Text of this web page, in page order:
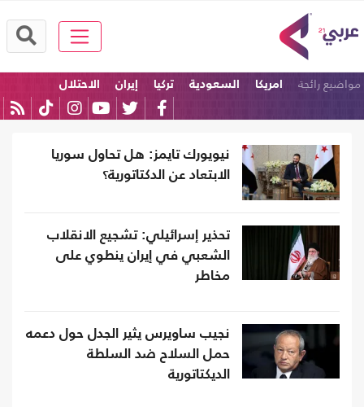
مواضيع رائجة امريكا السعودية تركيا إيران
الاحتلال
نيويورك تايمز: هل تحاول سوريا
الابتعاد عن الدكتاتورية؟
تحذير إسرائيلي: تشجيع الانقلاب
الشعبي في إيران ينطوي على
مخاطر
نجيب ساويرس يثير الجدل حول دعمه
حمل السلاح ضد السلطة
الديكتاتورية